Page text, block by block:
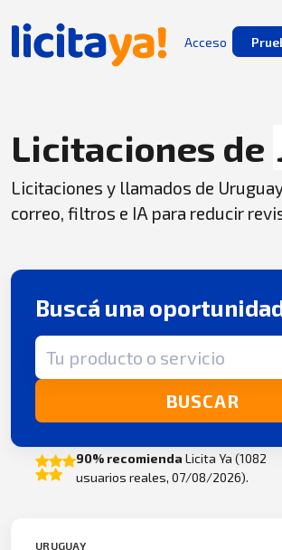
Acceso
Licitaciones de
Licitaciones y llamados de
correo, filtros e IA para reducir
Buscá una
Término de búsqueda
BUSCAR
90% recomienda Licita Ya (1082
usuarios reales, 07/08/2026).
URUGUAY